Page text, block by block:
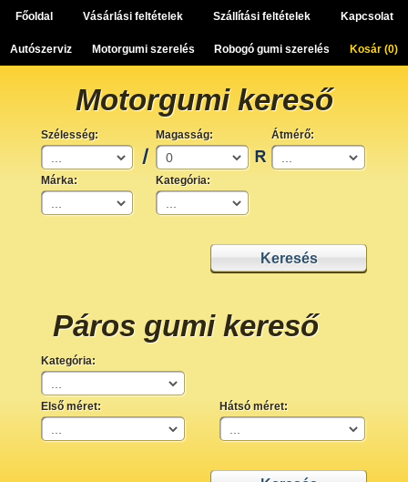
Főoldal Vásárlási feltételek Szállítási feltételek Kapcsolat
Autószerviz Motorgumi szerelés Robogó gumi szerelés Kosár (0)
Motorgumi kereső
Szélesség: Magasság: Átmérő:
Márka: Kategória:
Páros gumi kereső
Kategória:
Első méret: Hátsó méret: